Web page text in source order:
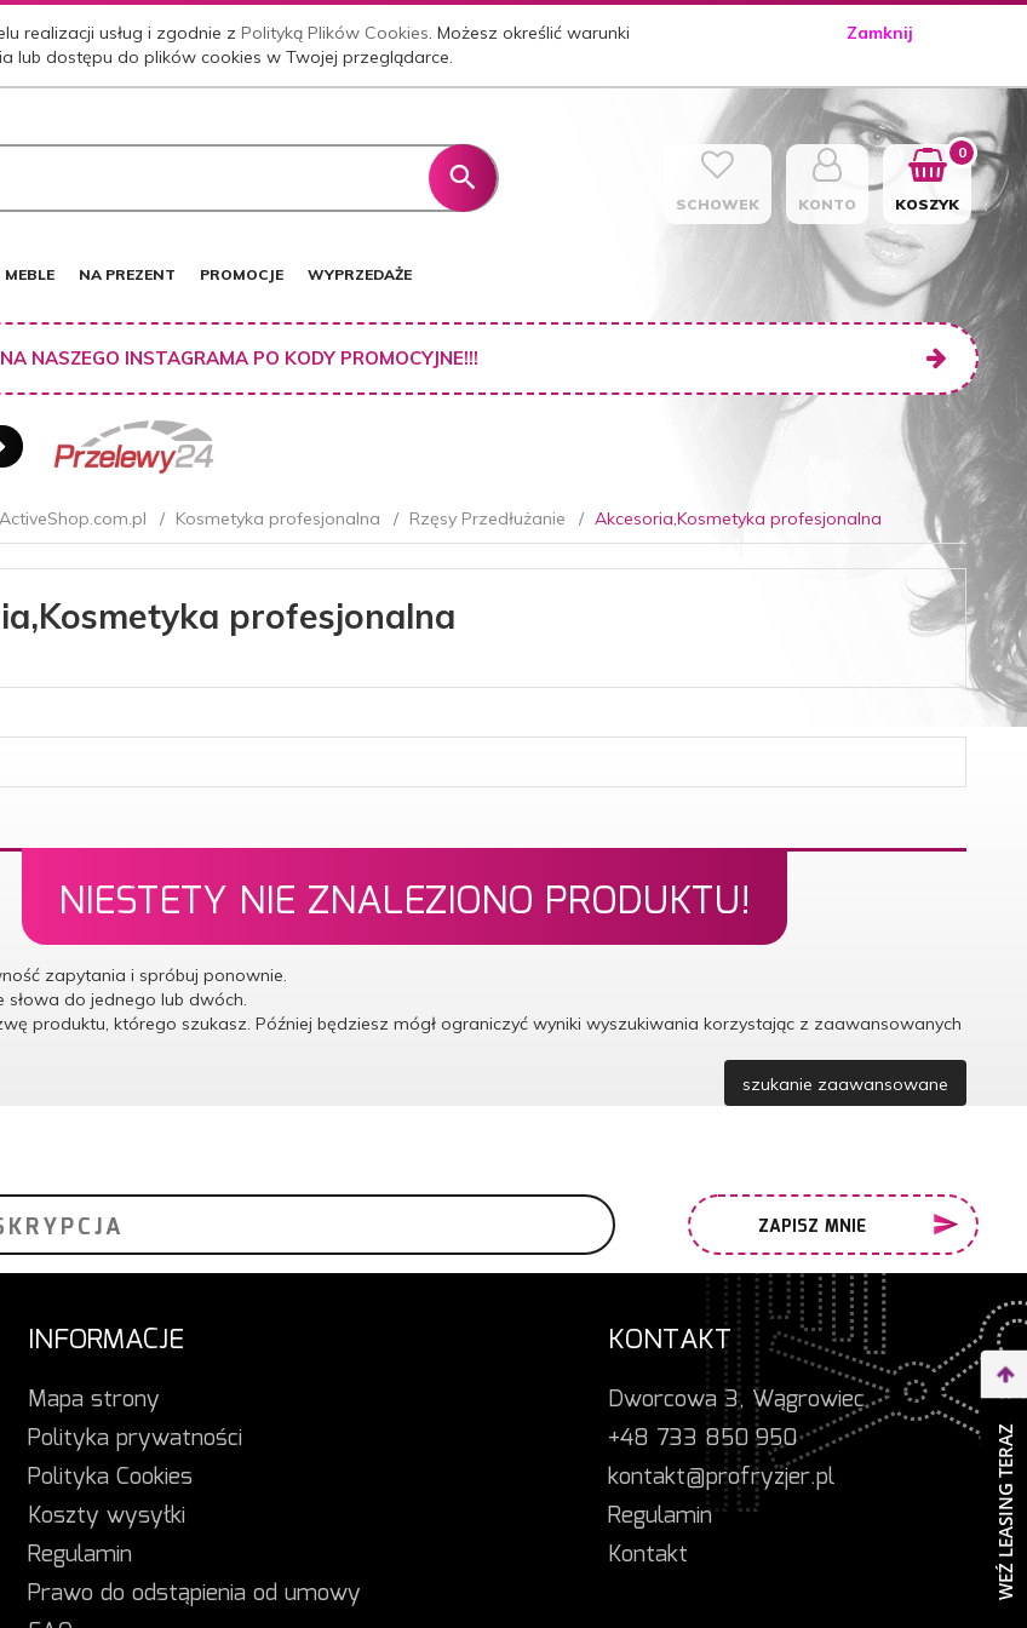
realizacji usług i zgodnie zPolityką Plików Cookies. Możesz określić warunki
lub dostępu do plików cookies w Twojej przeglądarce.
Zamknij
SCHOWEK KONTO KOSZYK
0
MEBLE NA PREZENT PROMOCJE WYPRZEDAŻE
NASZEGO INSTAGRAMA PO KODY PROMOCYJNE!!!
ActiveShop.com.pl Kosmetyka profesjonalna Rzęsy Przedłużanie Akcesoria,Kosmetyka profesjonalna
profesjonalna
NIESTETY NIE ZNALEZIONO PRODUKTU!
zapytania i spróbuj ponownie.
słowa do jednego lub dwóch.
produktu, którego szukasz. Później będziesz mógł ograniczyć wyniki wyszukiwania korzystając z zaawansowanych
szukanie zaawansowane
ZAPISZ MNIE
INFORMACJE
Mapa strony
Polityka prywatności
Polityka Cookies
Koszty wysyłki
Regulamin
Prawo do odstąpienia od umowy
KONTAKT
Dworcowa 3, Wągrowiec
+48 733 850 950
kontakt@profryzjer.pl
Regulamin
Kontakt
WEŹ LEASING TERAZ